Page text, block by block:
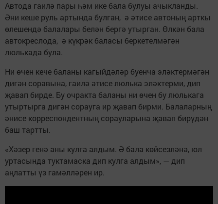
Автода гаилә пары һәм ике бала булуы ачыкланды.
Әни кеше руль артында булган, ә әтисе автоның арткы
өлешендә балалары белән бергә утырган. Өлкән бала
автокреслода, ә күкрәк баласы беркетелмәгән
люлькада була.
Ни өчен кече баланы кагыйдәләр буенча эләктермәгән
дигән соравына, гаилә әтисе люлька эләктерми, дип
җавап бирде. Бу очракта баланы ни өчен бу люлькага
утыртырга дигән сорауга ир җавап бирми. Балаларның
әнисе корреспондентның сорауларына җавап бирүдән
баш тартты.
«Хәзер генә аны кулга алдым. Ә бала көйсезләнә, юл
уртасында туктамаска дип кулга алдым», — дип
аңлатты үз гамәлләрен ир.